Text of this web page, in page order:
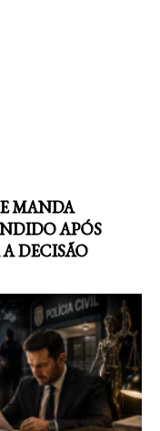
MANDA
APÓS
DECISÃO